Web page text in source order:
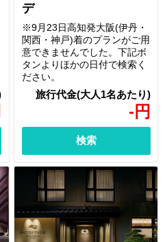
デ
- 円
※9月23日高知発大阪(伊丹・
関西・神戸)着のプランがご用
意できませんでした。下記ボ
タンよりほかの日付で検索く
ださい。
検索